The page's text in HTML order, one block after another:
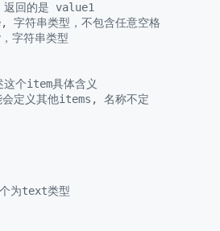
回的是 value1
串类型，不包含任意空格
符串类型
个item具体含义
定义其他items, 名称不定
为text类型